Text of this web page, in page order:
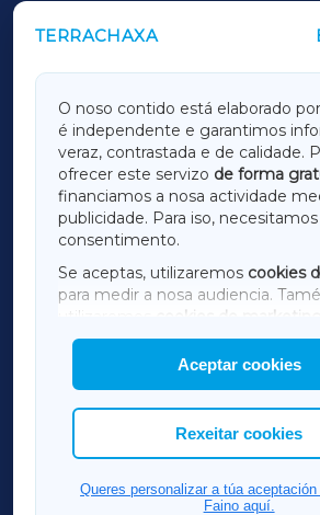
TERRACHAXA
O noso contido está elaborado
é independente e garantimos
veraz, contrastada e de calidade.
ofrecer este servizo de forma
financiamos a nosa actividade
publicidade. Para iso,
consentimento.
Se aceptas, utilizaremos cookies
para medir a nosa audiencia.
utilizaremos
cookies de marketing
mostrar publicidade de terceiros.
Así mesmo, podes personalizar a
cookies que desexas permitir.
Aceptar cookies
Rexeitar cookies
Queres personalizar a túa
Faino aquí.
OUTROS PERIÓDICOS
LUGOXA
TERRACHAXA
AMARIÑAXA
RIBEIRASACRAXA
ACORUÑAXA
FERROLXA